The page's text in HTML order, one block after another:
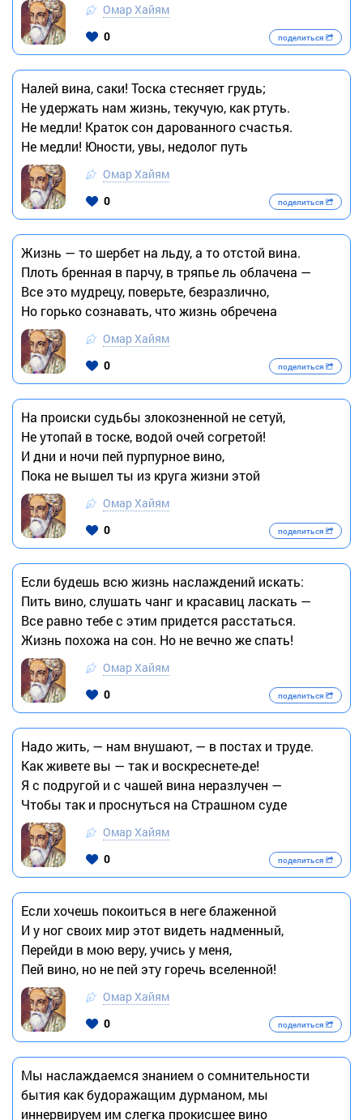
Омар Хайям
0
поделиться
Налей вина, саки! Тоска стесняет грудь;
Не удержать нам жизнь, текучую, как ртуть.
Не медли! Краток сон дарованного счастья.
Не медли! Юности, увы, недолог путь
Омар Хайям
0
поделиться
Жизнь — то шербет на льду, а то отстой вина.
Плоть бренная в парчу, в тряпье ль облачена —
Все это мудрецу, поверьте, безразлично,
Но горько сознавать, что жизнь обречена
Омар Хайям
0
поделиться
На происки судьбы злокозненной не сетуй,
Не утопай в тоске, водой очей согретой!
И дни и ночи пей пурпурное вино,
Пока не вышел ты из круга жизни этой
Омар Хайям
0
поделиться
Если будешь всю жизнь наслаждений искать:
Пить вино, слушать чанг и красавиц ласкать —
Все равно тебе с этим придется расстаться.
Жизнь похожа на сон. Но не вечно же спать!
Омар Хайям
0
поделиться
Надо жить, — нам внушают, — в постах и труде.
Как живете вы — так и воскреснете-де!
Я с подругой и с чашей вина неразлучен —
Чтобы так и проснуться на Страшном суде
Омар Хайям
0
поделиться
Если хочешь покоиться в неге блаженной
И у ног своих мир этот видеть надменный,
Перейди в мою веру, учись у меня,
Пей вино, но не пей эту горечь вселенной!
Омар Хайям
0
поделиться
Мы наслаждаемся знанием о сомнительности
бытия как будоражащим дурманом, мы
иннервируем им слегка прокисшее вино